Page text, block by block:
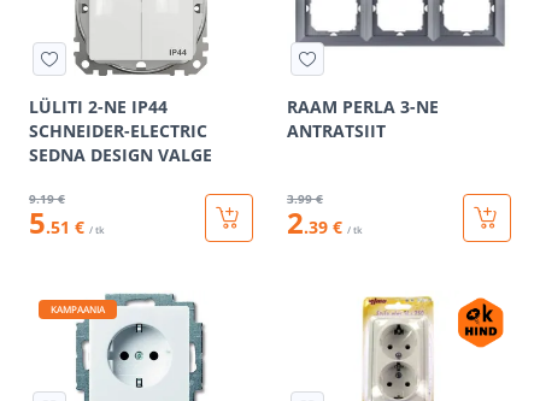
LÜLITI 2-NE IP44
SCHNEIDER-ELECTRIC
SEDNA DESIGN VALGE
9.19 €
5.51 € / tk
RAAM PERLA 3-NE
ANTRATSIIT
3.99 €
2.39 € / tk
KAMPAANIA